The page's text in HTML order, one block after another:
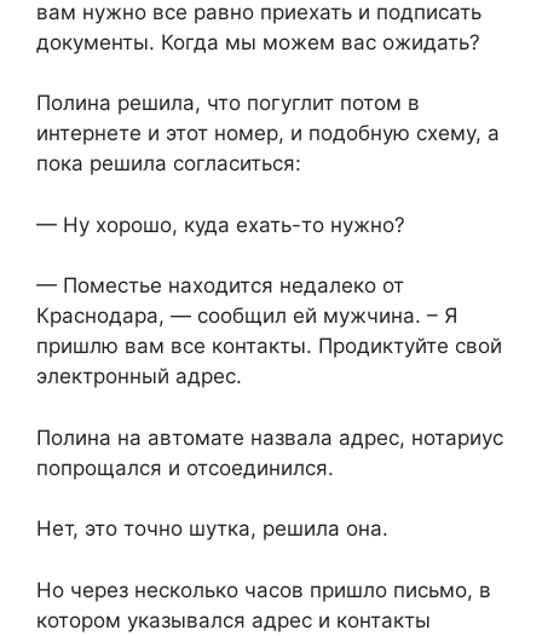
вам нужно все равно приехать и подписать
документы. Когда мы можем вас ожидать?
Полина решила, что погуглит потом в
интернете и этот номер, и подобную схему, а
пока решила согласиться:
— Ну хорошо, куда ехать-то нужно?
— Поместье находится недалеко от
Краснодара, — сообщил ей мужчина. – Я
пришлю вам все контакты. Продиктуйте свой
электронный адрес.
Полина на автомате назвала адрес, нотариус
попрощался и отсоединился.
Нет, это точно шутка, решила она.
Но через несколько часов пришло письмо, в
котором указывался адрес и контакты